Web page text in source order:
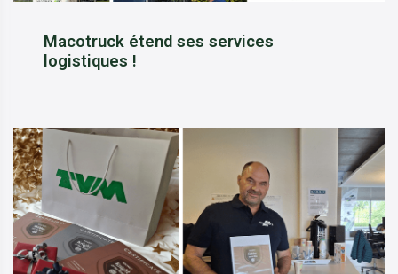
Macotruck étend ses services
logistiques !